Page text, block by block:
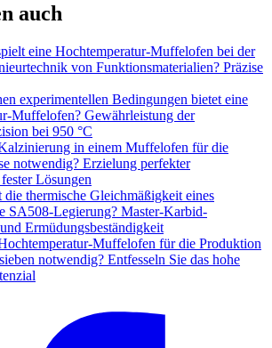
auch
eine Hochtemperatur-Muffelofen bei der
von Funktionsmaterialien? Präzise
experimentellen Bedingungen bietet eine
Muffelofen? Gewährleistung der
bei 950 °C
in einem Muffelofen für die
notwendig? Erzielung perfekter
Lösungen
die thermische Gleichmäßigkeit eines
SA508-Legierung? Master-Karbid-
Ermüdungsbeständigkeit
Muffelofen für die Produktion
notwendig? Entfesseln Sie das hohe